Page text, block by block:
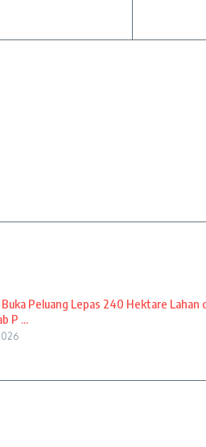
Peluang Lepas 240 Hektare Lahan
P ...